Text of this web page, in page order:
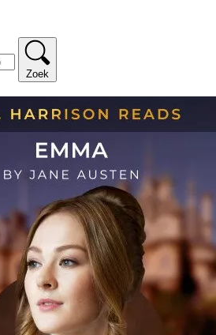
Zoek